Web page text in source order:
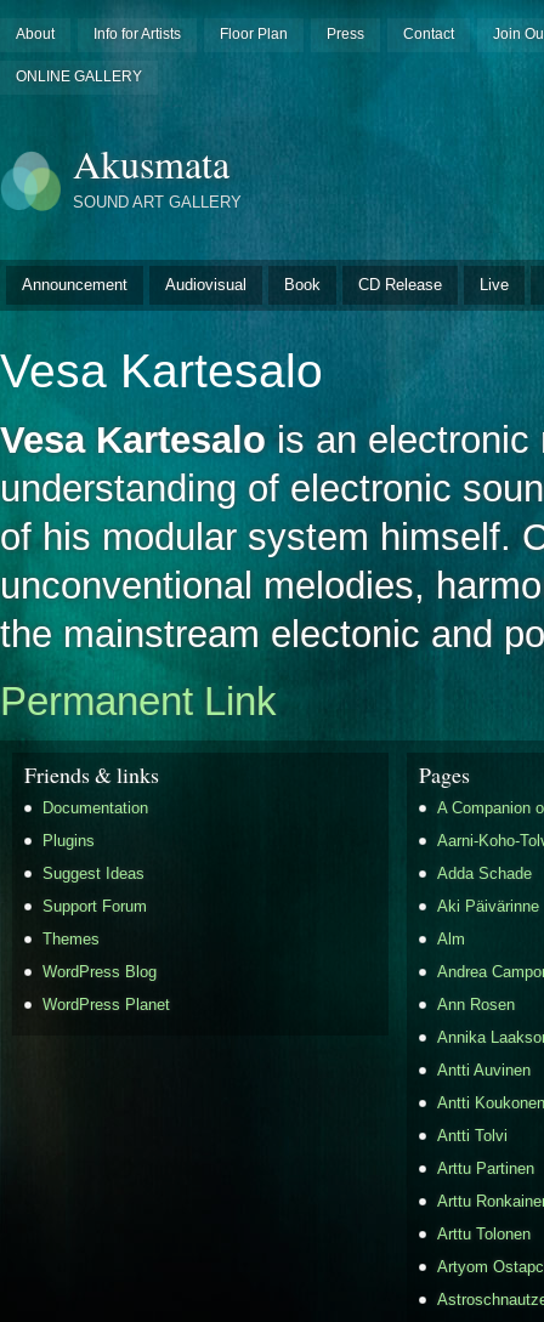
About Info for Artists Floor Plan Press Contact Join
ONLINE GALLERY
Akusmata
SOUND ART GALLERY
Announcement Audiovisual Book CD Release Live
Vesa Kartesalo
Vesa Kartesalo is an electronic
understanding of electronic
of his modular system himself.
unconventional melodies,
the mainstream electonic and
Permanent Link
Friends & links
Documentation
Plugins
Suggest Ideas
Support Forum
Themes
WordPress Blog
WordPress Planet
Pages
A Companion
Aarni-Koho-
Adda Schade
Aki Päivärinne
Alm
Andrea
Ann Rosen
Annika
Antti Auvinen
Antti Koukonen
Antti Tolvi
Arttu Partinen
Arttu
Arttu Tolonen
Artyom